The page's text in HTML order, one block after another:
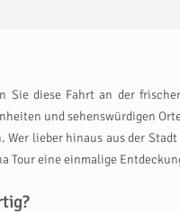
diese Fahrt an der
und sehenswürdigen
lieber hinaus aus der
Tour eine einmalige